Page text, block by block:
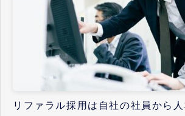
リファラル採用は自社の社員から